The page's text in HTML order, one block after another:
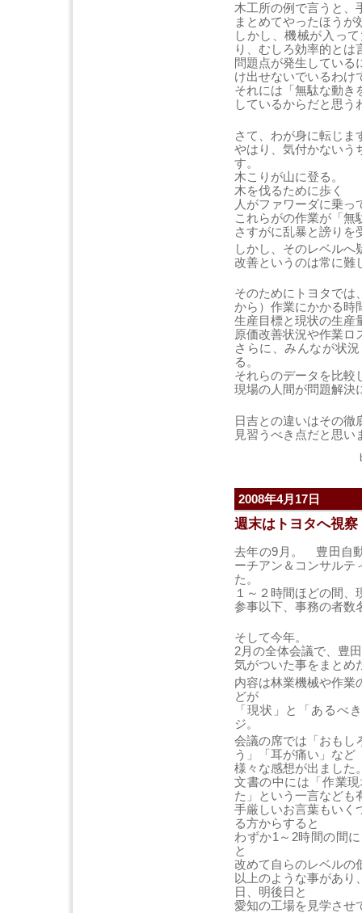
木工所の例で言うと、
まとめてやったほうが
しかし、機械が入っ
り、むしろ効率的とは
問題点が発生している
け出せないでいるわけ
それには「無駄な動き
しているからだと思う
さて、わが身に転じま
やはり、気付かないう
す。
木こりが山に登る。
木を伐るために歩く
人がファワーダに乗っ
これらがの作業が「無
さすがに乱暴と謗りを
しかし、そのレベルへ
改善というのは常に難
そのためにトヨタでは
から）作業にかかる時
生産目標と現状の生産
原価改善状況や作業ロ
さらに、みんなが状
る。
それらのデータを比較
現場の人間が問題解決
日吉との違いはその徹
見習うべき点だと思い
2008年4月17日
週末はトヨタへ視察
去年の9月。 豊田自
ーチアン＆コンサルテ
た。
１～２時間ほどの間
参事以下、事務の者数
そして今年。
2月の全体会議で、豊
気がついた事をまとめ
内容は林業機械や作業
どが
「現状」と「あるべ
ジ。
会議の席では「おもし
う」「耳が痛い」など
様々な感想が出ました
文書の中には「作業
た」という一言なども
手厳しいお言葉もいく
る方からすると
わずか1～2時間の間
と
改めて自らのレベルの
以上のような事があり
日、明後日と
愛知の工場を見学させ